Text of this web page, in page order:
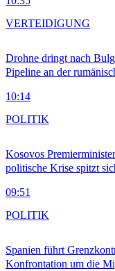
Drohne dringt nach
Pipeline an der
10:14
VERTEIDIGUNG
Kosovos
politische Krise spitzt
09:51
POLITIK
Spanien führt
Konfrontation um die
POLITIK